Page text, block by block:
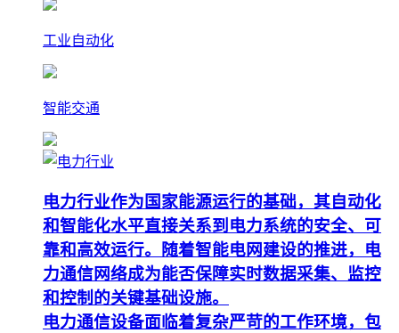
工业自动化
智能交通
电力行业作为国家能源运行的基础，其自动化
和智能化水平直接关系到电力系统的安全、可
靠和高效运行。随着智能电网建设的推进，电
力通信网络成为能否保障实时数据采集、监控
和控制的关键基础设施。
电力通信设备面临着复杂严苛的工作环境，包